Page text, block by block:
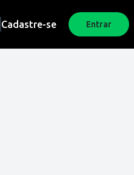
Cadastre-se Entrar